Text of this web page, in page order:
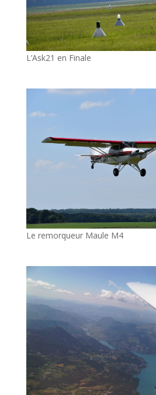
L’Ask21 en Finale
Le remorqueur Maule M4